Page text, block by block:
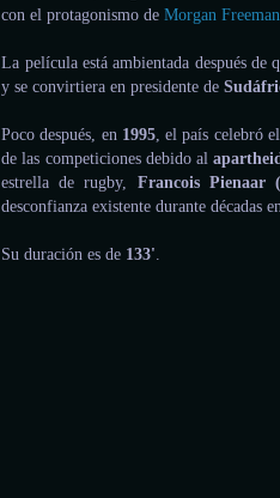
con el protagonismo deMorgan Freeman
La película está ambientada después de
y se convirtiera en presidente de
Poco después, en 1995, el país celebró
de las competiciones debido alapartheid
estrella de rugby, Francois Pienaar
desconfianza existente durante décadas
Su duración es de 133'